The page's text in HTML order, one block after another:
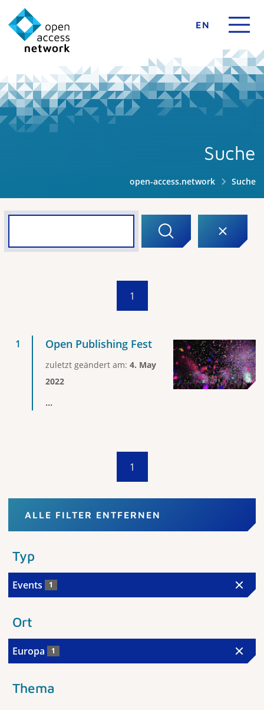
EN
Suche
open-access.network Suche
1
Open Publishing Fest
zuletzt geändert am: 4. May
2022
...
1
ALLE FILTER ENTFERNEN
Typ
Events 1
Ort
Europa 1
Thema